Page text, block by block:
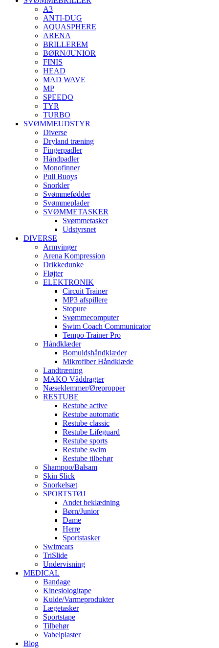
A3
ANTI-DUG
AQUASPHERE
ARENA
BRILLEREM
BØRN/JUNIOR
FINIS
HEAD
MAD WAVE
MP
SPEEDO
TYR
TURBO
SVØMMEUDSTYR
Diverse
Dryland træning
Fingerpadler
Håndpadler
Monofinner
Pull Buoys
Snorkler
Svømmefødder
Svømmeplader
SVØMMETASKER
Svømmetasker
Udstyrsnet
DIVERSE
Armvinger
Arena Kompression
Drikkedunke
Fløjter
ELEKTRONIK
Circuit Trainer
MP3 afspillere
Stopure
Svømmecomputer
Swim Coach Communicator
Tempo Trainer Pro
Håndklæder
Bomuldshåndklæder
Mikrofiber Håndklæde
Landtræning
MAKO Våddragter
Næseklemmer/Ørepropper
RESTUBE
Restube active
Restube automatic
Restube classic
Restube Lifeguard
Restube sports
Restube swim
Restube tilbehør
Shampoo/Balsam
Skin Slick
Snorkelsæt
SPORTSTØJ
Andet beklædning
Børn/Junior
Dame
Herre
Sportstasker
Swimears
TriSlide
Undervisning
MEDICAL
Bandage
Kinesiologitape
Kulde/Varmeprodukter
Lægetasker
Sportstape
Tilbehør
Vabelplaster
Blog